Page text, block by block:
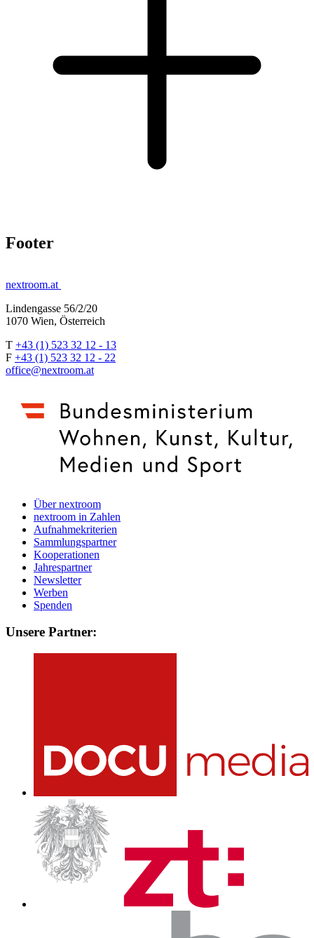
Footer
nextroom.at
Lindengasse 56/2/20
1070 Wien, Österreich
T +43 (1) 523 32 12 - 13
F +43 (1) 523 32 12 - 22
office@nextroom.at
Über nextroom
nextroom in Zahlen
Aufnahmekriterien
Sammlungspartner
Kooperationen
Jahrespartner
Newsletter
Werben
Spenden
Unsere Partner: